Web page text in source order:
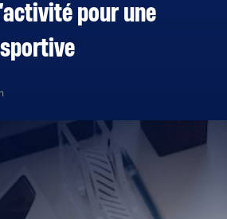
pour une